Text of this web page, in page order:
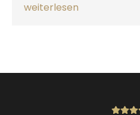
weiterlesen